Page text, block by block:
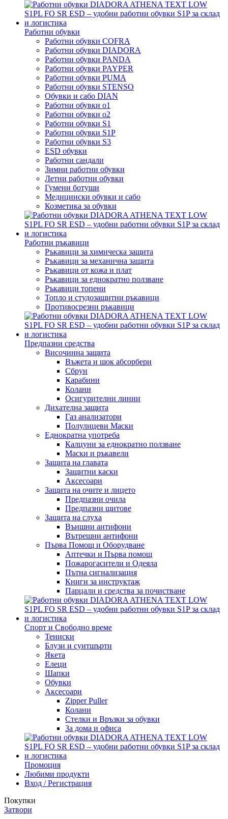
Работни обувки
Работни обувки COFRA
Работни обувки DIADORA
Работни обувки PANDA
Работни обувки PAYPER
Работни обувки PUMA
Работни обувки STENSO
Обувки и сабо DIAN
Работни обувки o1
Работни обувки o2
Работни обувки S1
Работни обувки S1P
Работни обувки S3
ESD обувки
Работни сандали
Зимни работни обувки
Летни работни обувки
Гумени ботуши
Медицински обувки и сабо
Козметика за обувки
Работни ръкавици
Ръкавици за химическа защита
Ръкавици за механична защита
Ръкавици от кожа и плат
Ръкавици за еднократно ползване
Ръкавици топени
Топло и студозащитни ръкавици
Противосрезни ръкавици
Предпазни средства
Височинна защита
Въжета и шок абсорбери
Сбруи
Карабини
Колани
Осигурителни линии
Дихателна защита
Газ анализатори
Полулицеви Маски
Еднократна употреба
Калцуни за еднократно ползване
Маски и ръкавели
Защита на главата
Защитни каски
Аксесоари
Защита на очите и лицето
Предпазни очила
Предпазни щитове
Защита на слуха
Външни антифони
Вътрешни антифони
Първа Помощ и Оборудване
Аптечки и Първа помощ
Пожарогасители и Одеяла
Пътна сигнализация
Книги за инструктаж
Парцали и средства за почистване
Спорт и Свободно време
Тениски
Блузи и суитшърти
Якета
Елеци
Шапки
Обувки
Аксесоари
Zipper Puller
Колани
Стелки и Връзки за обувки
За дома и офиса
Промоция
Любими продукти
Вход / Регистрация
Покупки
Затвори